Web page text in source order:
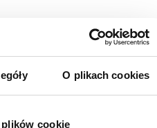
O plikach cookies
cookie